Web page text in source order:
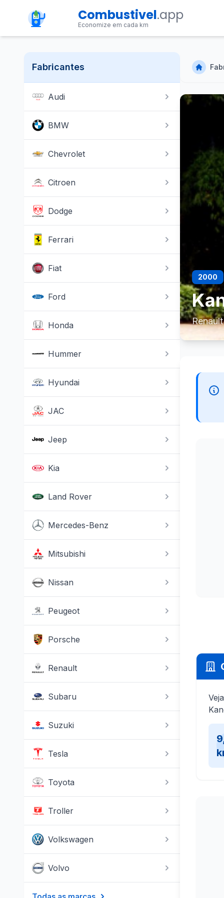
Combustivel.app
Economize em cada km
Fabricantes
Audi
BMW
Chevrolet
Citroen
Dodge
Ferrari
Fiat
Ford
Honda
Hummer
Hyundai
JAC
Jeep
Kia
Land Rover
Mercedes-Benz
Mitsubishi
Nissan
Peugeot
Porsche
Renault
Subaru
Suzuki
Tesla
Toyota
Troller
Volkswagen
Volvo
2000